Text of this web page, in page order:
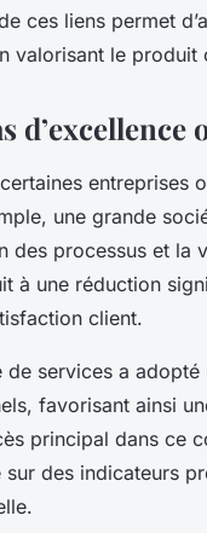
ces liens permet
valorisant le produit
entreprises
une grande
des processus et la
à une réduction
client.
de services a
favorisant ainsi
principal dans ce
des indicateurs